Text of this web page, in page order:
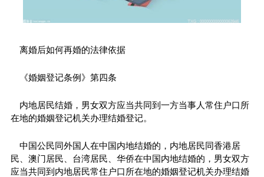
离婚后如何再婚的法律依据
《婚姻登记条例》第四条
内地居民结婚，男女双方应当共同到一方当事人常住户口所
在地的婚姻登记机关办理结婚登记。
中国公民同外国人在中国内地结婚的，内地居民同香港居
民、澳门居民、台湾居民、华侨在中国内地结婚的，男女双方
应当共同到内地居民常住户口所在地的婚姻登记机关办理结婚